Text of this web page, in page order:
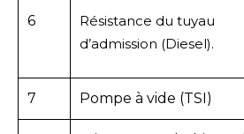
6
Résistance du tuyau
d’admission (Diesel).
7 Pompe à vide (TSI)